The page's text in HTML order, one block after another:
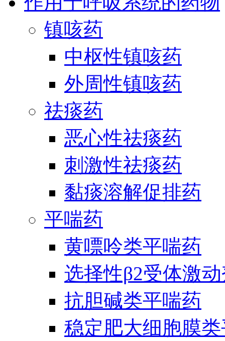
镇咳药
中枢性镇咳药
外周性镇咳药
祛痰药
恶心性祛痰药
刺激性祛痰药
黏痰溶解促排药
平喘药
黄嘌呤类平喘药
选择性β2受体激
抗胆碱类平喘药
稳定肥大细胞膜